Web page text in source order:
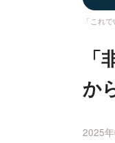
「これ
か
2025